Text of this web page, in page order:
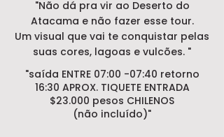
"Não dá pra vir ao Deserto do
Atacama e não fazer esse tour.
Um visual que vai te conquistar pelas
suas cores, lagoas e vulcões. "
"saída ENTRE 07:00 -07:40 retorno
16:30 APROX. TIQUETE ENTRADA
$23.000 pesos CHILENOS
(não incluído)"